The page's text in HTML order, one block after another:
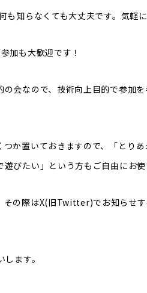
知らなくても大丈夫です。気軽に
加も大歓迎です！
会なので、技術向上目的で参加
か置いておきますので、「とり
びたい」という方もご自由にお使
の際はX(旧Twitter)でお知らせ
ます。